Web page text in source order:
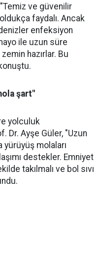
ve güvenilir
faydalı. Ancak
enfeksiyon
ile uzun süre
hazırlar. Bu
şart"
yolculuk
Dr. Ayşe Güler, "Uzun
molaları
destekler. Emniyet
takılmalı ve bol sıvı